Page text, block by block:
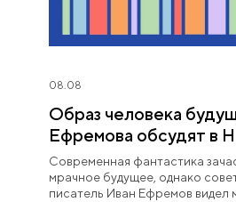
08.08
Образ человека
Ефремова обсудят в
Современная фантастика
мрачное будущее, однако
писатель Иван Ефремов